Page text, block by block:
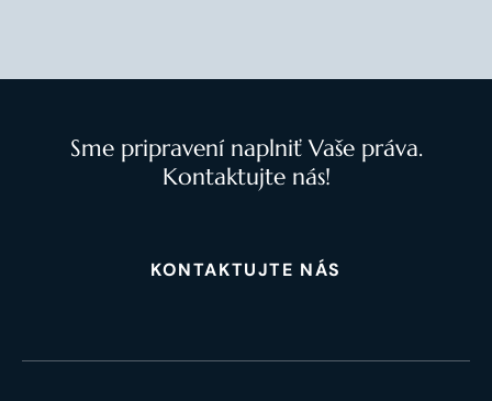
Sme pripravení naplniť Vaše práva.
Kontaktujte nás!
KONTAKTUJTE NÁS